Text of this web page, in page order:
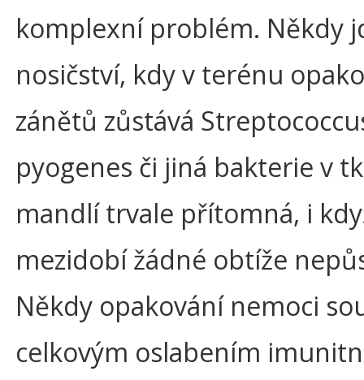
komplexní problém. Někdy
nosičství, kdy v terénu
zánětů zůstává
pyogenes či jiná bakterie v
mandlí trvale přítomná, i
mezidobí žádné obtíže
Někdy opakování nemoci
celkovým oslabením